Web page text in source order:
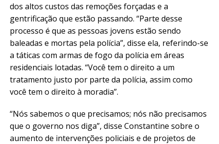
dos altos custos das remoções forçadas e a
gentrificação que estão passando. “Parte desse
processo é que as pessoas jovens estão sendo
baleadas e mortas pela polícia”, disse ela, referindo-se
a táticas com armas de fogo da polícia em áreas
residenciais lotadas. “Você tem o direito a um
tratamento justo por parte da polícia, assim como
você tem o direito à moradia”.
“Nós sabemos o que precisamos; nós não precisamos
que o governo nos diga”, disse Constantine sobre o
aumento de intervenções policiais e de projetos de